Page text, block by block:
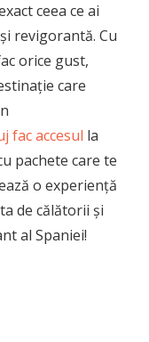
ceea ce ai
revigorantă. Cu
orice gust,
care
fac accesul la
pachete care te
o experiență
de călătorii și
al Spaniei!